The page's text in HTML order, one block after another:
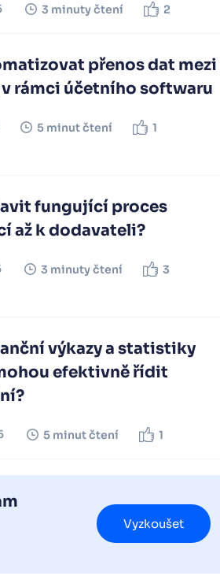
3 minuty čtení 2
přenos dat mezi
rámci účetního softwaru
5 minut čtení 1
fungující proces
až k dodavateli?
3 minuty čtení 3
výkazy a statistiky
efektivně řídit
5 minut čtení 1
Vyzkoušet